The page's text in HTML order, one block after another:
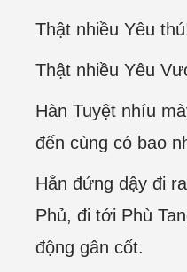
Thật nhiều Yêu
Thật nhiều Yêu
Hàn Tuyệt nhíu
đến cùng có bao
Hắn đứng dậy đi
Phủ, đi tới Phù
động gân cốt.